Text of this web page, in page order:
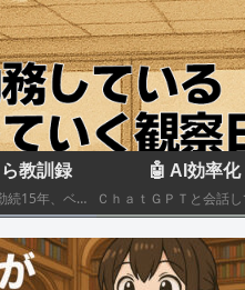
教訓録
ブラック企業に勤続15年、ベテランエリート社畜サラリーマンの経験を活かした日記です📗
🤖 AI効率化